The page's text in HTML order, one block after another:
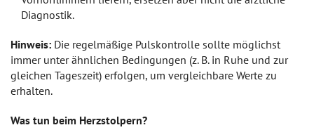
Diagnostik.
Hinweis: Die regelmäßige Pulskontrolle sollte möglichst
immer unter ähnlichen Bedingungen (z. B. in Ruhe und zur
gleichen Tageszeit) erfolgen, um vergleichbare Werte zu
erhalten.
Was tun beim Herzstolpern?